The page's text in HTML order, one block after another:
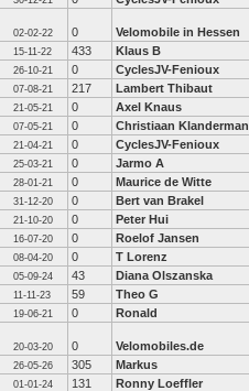
02-02-22 0 Velomobile in Hessen
15-11-22 433 Klaus B
26-10-21 0 CyclesJV-Fenioux
07-08-21 217 Lambert Thibaut
21-05-21 0 Axel Knaus
07-05-21 0 Christiaan Klanderman
21-04-21 0 CyclesJV-Fenioux
25-03-21 0 Jarmo A
28-01-21 0 Maurice de Witte
31-12-20 0 Bert van Brakel
21-10-20 0 Peter Hui
16-07-20 0 Roelof Jansen
08-04-20 0 T Lorenz
05-09-24 43 Diana Olszanska
11-11-23 59 Theo G
19-06-21 0 Ronald
20-03-20 0 Velomobiles.de
26-05-26 305
Markus
01-01-24 131 Ronny Loeffler